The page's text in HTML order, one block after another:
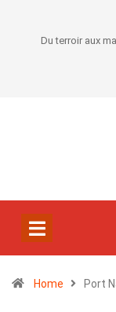
Du terroir aux
Home Port